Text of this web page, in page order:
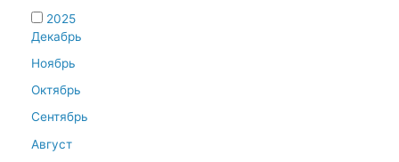
2025
Декабрь
Ноябрь
Октябрь
Сентябрь
Август